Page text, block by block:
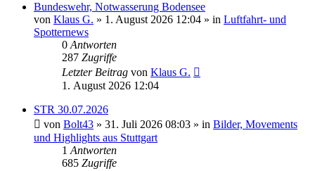
Bundeswehr, Notwasserung Bodensee
von Klaus G. » 1. August 2026 12:04 » in Luftfahrt- und
Spotternews
0 Antworten
287 Zugriffe
Letzter Beitrag von Klaus G.
1. August 2026 12:04
STR 30.07.2026
von Bolt43 » 31. Juli 2026 08:03 » in Bilder, Movements
und Highlights aus Stuttgart
1 Antworten
685 Zugriffe